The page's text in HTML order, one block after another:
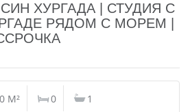
ХУРГАДА | СТУДИЯ С
РЯДОМ С МОРЕМ |
M² 0 1